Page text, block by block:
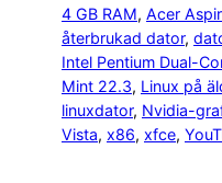
4 GB RAM, Acer
återbrukad dator,
Intel Pentium Dual-
Mint 22.3, Linux på
linuxdator, Nvidia-
Vista, x86, xfce,